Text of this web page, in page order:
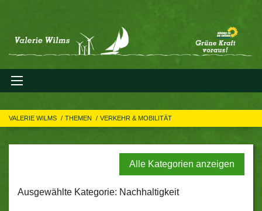
VALERIE WILMS THEMEN VERKEHR & MOBILITÄT
Alle Kategorien anzeigen
Ausgewählte Kategorie: Nachhaltigkeit